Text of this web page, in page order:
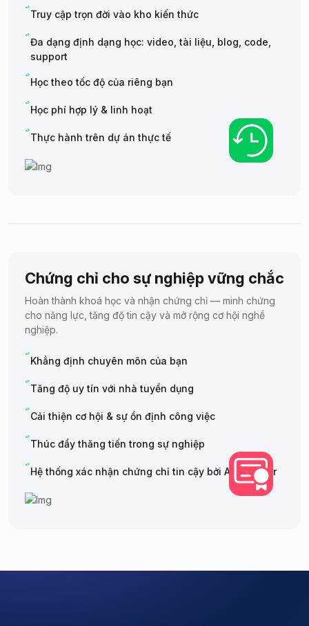
Truy cập trọn đời vào kho kiến thức
Đa dạng định dạng học: video, tài liệu, blog, code,
support
Học theo tốc độ của riêng bạn
Học phí hợp lý & linh hoạt
Thực hành trên dự án thực tế
Chứng chỉ cho sự nghiệp vững chắc
Hoàn thành khoá học và nhận chứng chỉ — minh chứng
cho năng lực, tăng độ tin cậy và mở rộng cơ hội nghề
nghiệp.
Khẳng định chuyên môn của bạn
Tăng độ uy tín với nhà tuyển dụng
Cải thiện cơ hội & sự ổn định công việc
Thúc đẩy thăng tiến trong sự nghiệp
Hệ thống xác nhận chứng chỉ tin cậy bởi Anh Tester